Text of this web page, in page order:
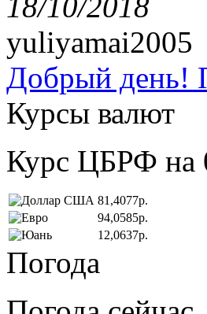
yuliyamai2005
Добрый день!
Курсы валют
Курс ЦБРФ на
81,4077р.
94,0585р.
12,0637р.
Погода